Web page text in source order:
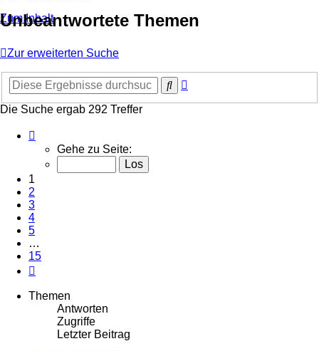
Zum Inhalt
Unbeantwortete Themen
Zur erweiterten Suche
Suche
Die Suche ergab 292 Treffer
15
Gehe zu Seite:
1
2
3
4
5
…
15
Themen
Antworten
Zugriffe
Letzter Beitrag